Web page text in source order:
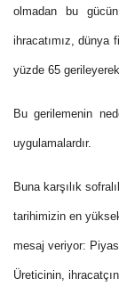
olmadan bu
ihracatımız, dünya
yüzde 65
Bu gerilemenin
uygulamalardır.
Buna karşılık
tarihimizin en
mesaj veriyor:
Üreticinin,